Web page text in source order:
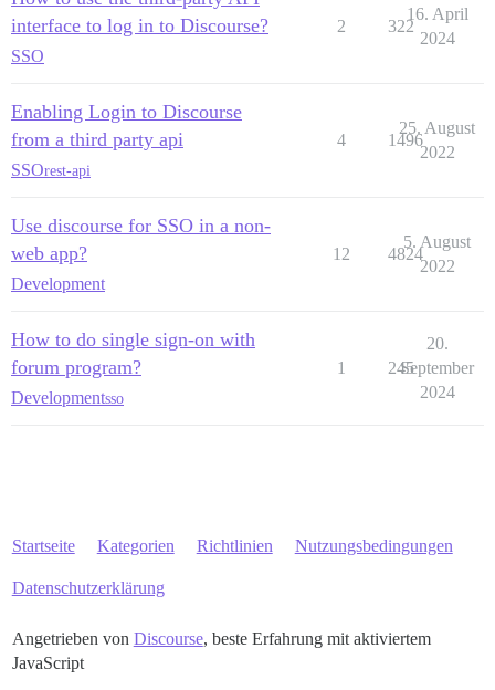
interface to log in to Discourse?
SSO
2 322
16. April
2024
Enabling Login to Discourse
from a third party api
SSOrest-api
4 1496
25. August
2022
Use discourse for SSO in a non-
web app?
Development
12 4824
5. August
2022
How to do single sign-on with
forum program?
Developmentsso
1 245
20.
September
2024
Startseite Kategorien Richtlinien Nutzungsbedingungen
Datenschutzerklärung
Angetrieben von Discourse, beste Erfahrung mit aktiviertem
JavaScript